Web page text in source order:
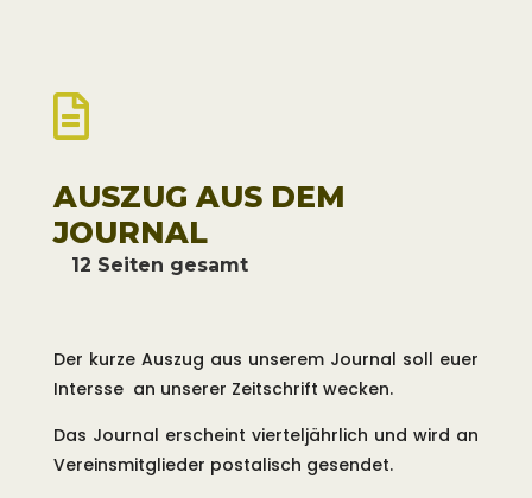

AUSZUG AUS DEM
JOURNAL
12 Seiten gesamt
Der kurze Auszug aus unserem Journal soll euer
Intersse an unserer Zeitschrift wecken.
Das Journal erscheint vierteljährlich und wird an
Vereinsmitglieder postalisch gesendet.